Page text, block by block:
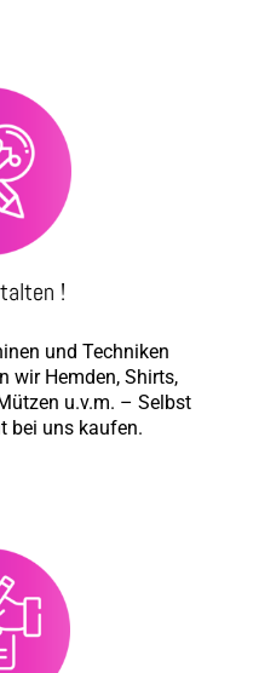
!
und Techniken
wir Hemden, Shirts,
u.v.m. – Selbst
bei uns kaufen.